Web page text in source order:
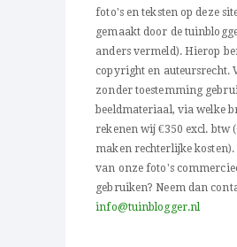
foto's en teksten op deze
gemaakt door de
anders vermeld). Hierop
copyright en auteursrecht.
zonder toestemming
beeldmateriaal, via welke
rekenen wij €350 excl. btw
maken rechterlijke kosten).
van onze foto's
gebruiken? Neem dan
info@tuinblogger.nl